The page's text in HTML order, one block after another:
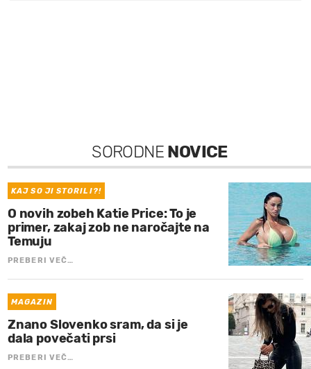
SORODNE NOVICE
KAJ SO JI STORILI?!
O novih zobeh Katie Price: To je
primer, zakaj zob ne naročajte na
Temuju
PREBERI VEČ…
MAGAZIN
Znano Slovenko sram, da si je
dala povečati prsi
PREBERI VEČ…